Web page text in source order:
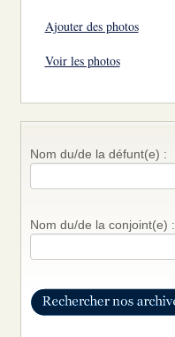
Ajouter des photos
Voir les photos
Nom du/de la défunt(e) :
Nom du/de la conjoint(e) :